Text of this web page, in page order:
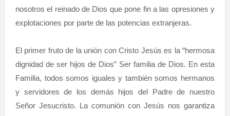
nosotros el reinado de Dios que pone fin a las opresiones y
explotaciones por parte de las potencias extranjeras.
El primer fruto de la unión con Cristo Jesús es la “hermosa
dignidad de ser hijos de Dios” Ser familia de Dios. En esta
Familia, todos somos iguales y también somos hermanos
y servidores de los demás hijos del Padre de nuestro
Señor Jesucristo. La comunión con Jesús nos garantiza